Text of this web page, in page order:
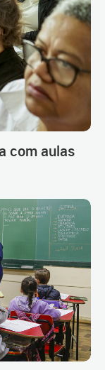
com aulas